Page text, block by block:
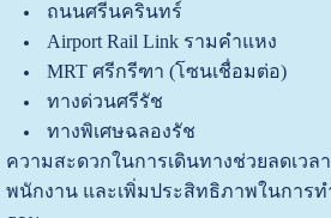
ถนนศรีนครินทร์
Airport Rail Link รามคำแหง
MRT ศรีกรีฑา (โซนเชื่อมต่อ)
ทางด่วนศรีรัช
ทางพิเศษฉลองรัช
ความสะดวกในการเดินทางช่วยลดเวล
พนักงาน และเพิ่มประสิทธิภาพในการท